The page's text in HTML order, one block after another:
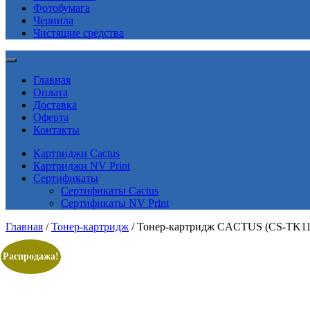
Фотобумага
Чернила
Чистящие средства
Главная
Оплата
Доставка
Оферта
Контакты
Картриджи Cactus
Картриджи NV Print
Сертификаты
Сертификаты Cactus
Сертификаты NV Print
Главная /Тонер-картридж / Тонер-картридж CACTUS (CS-
Распродажа!